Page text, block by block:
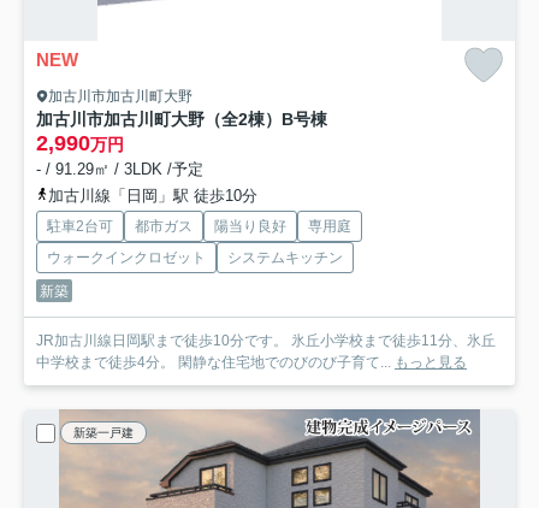
NEW
加古川市加古川町大野
加古川市加古川町大野（全2棟）B号棟
2,990万円
- / 91.29㎡ / 3LDK /予定
加古川線「日岡」駅 徒歩10分
駐車2台可 都市ガス 陽当り良好
専用庭
ウォークインクロゼット
システムキッチン
新築
JR加古川線日岡駅まで徒歩10分です。 氷丘小学校まで徒歩11分、氷丘
中学校まで徒歩4分。 閑静な住宅地でのびのび子育て... もっと見る
新築一戸建